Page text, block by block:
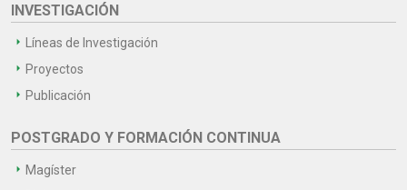
INVESTIGACIÓN
Líneas de Investigación
Proyectos
Publicación
POSTGRADO Y FORMACIÓN CONTINUA
Magíster